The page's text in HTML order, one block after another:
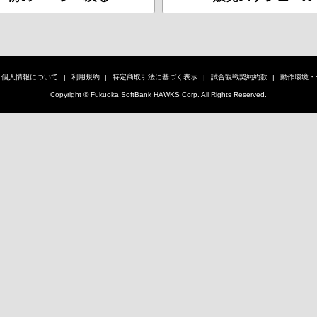
個人情報について 利用規約 特定商取引法に基づく表示 試合観戦契約約款 動作環境
Copyright © Fukuoka SoftBank HAWKS Corp. All Rights Reserved.